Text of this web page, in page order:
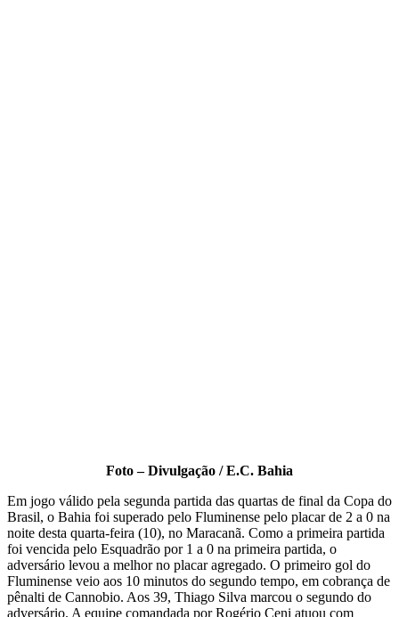
Foto – Divulgação / E.C. Bahia
Em jogo válido pela segunda partida das quartas de final da Copa do
Brasil, o Bahia foi superado pelo Fluminense pelo placar de 2 a 0 na
noite desta quarta-feira (10), no Maracanã. Como a primeira partida
foi vencida pelo Esquadrão por 1 a 0 na primeira partida, o
adversário levou a melhor no placar agregado. O primeiro gol do
Fluminense veio aos 10 minutos do segundo tempo, em cobrança de
pênalti de Cannobio. Aos 39, Thiago Silva marcou o segundo do
adversário. A equipe comandada por Rogério Ceni atuou com